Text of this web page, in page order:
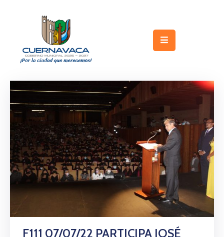
Gobierno
Turismo
Trámites
Servicios
Licitaciones
Transparencia
F111 07/07/22 PARTICIPA JOSÉ